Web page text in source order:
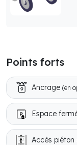
Points forts
Ancrage (en
Espace
Accès piéton